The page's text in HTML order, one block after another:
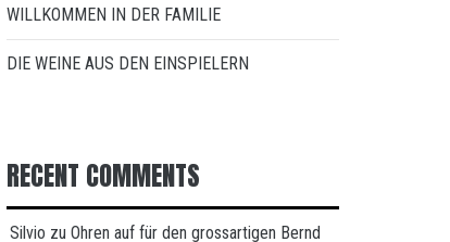
WILLKOMMEN IN DER FAMILIE
DIE WEINE AUS DEN EINSPIELERN
RECENT COMMENTS
Silvio zu Ohren auf für den grossartigen Bernd